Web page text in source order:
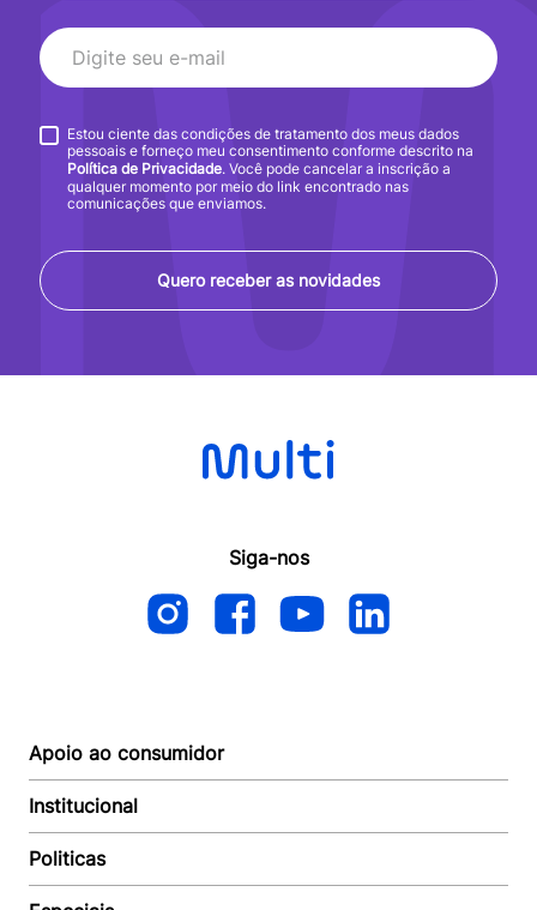
Quero receber as novidades
Estou ciente das condições de tratamento dos meus dados
pessoais e forneço meu consentimento conforme descrito na
Política de Privacidade. Você pode cancelar a inscrição a
qualquer momento por meio do link encontrado nas
comunicações que enviamos.
Siga-nos
Apoio ao consumidor
Autoatendimento
Suporte e reparo
Acompanhar Entrega
Baixe o APP
Institucional
Quem somos
Revendedor
Politicas